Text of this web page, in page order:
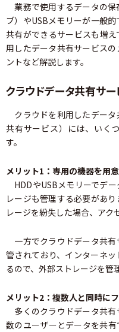
業務で使用するデータの保
ブ）やUSBメモリーが一般
共有ができるサービスも増
用したデータ共有サービス
ントなど解説します。
クラウドデータ共有サー
クラウドを利用したデータ
共有サービス）には、いく
す。
メリット1：専用の機器を用
HDDやUSBメモリーでデ
レージも管理する必要があ
レージを紛失した場合、アク
一方でクラウドデータ共有
管されており、インターネ
るので、外部ストレージを管
メリット2：複数人と同時に
多くのクラウドデータ共
数のユーザーとデータを共